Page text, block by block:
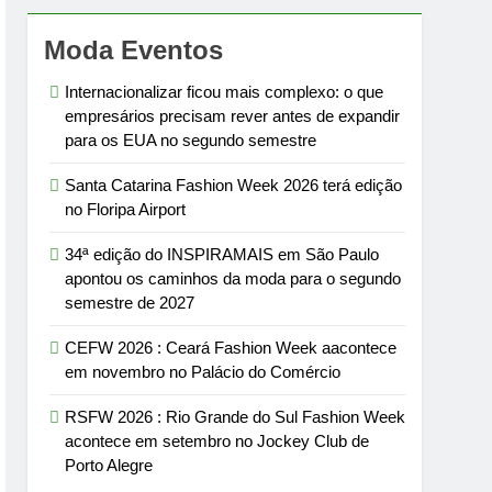
Moda Eventos
Internacionalizar ficou mais complexo: o que
empresários precisam rever antes de expandir
para os EUA no segundo semestre
Santa Catarina Fashion Week 2026 terá edição
no Floripa Airport
34ª edição do INSPIRAMAIS em São Paulo
apontou os caminhos da moda para o segundo
semestre de 2027
CEFW 2026 : Ceará Fashion Week aacontece
em novembro no Palácio do Comércio
RSFW 2026 : Rio Grande do Sul Fashion Week
acontece em setembro no Jockey Club de
Porto Alegre